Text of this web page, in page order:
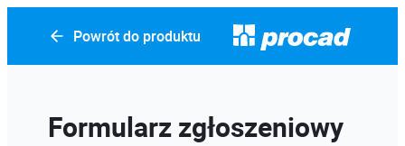
Powrót do produktu
Formularz zgłoszeniowy